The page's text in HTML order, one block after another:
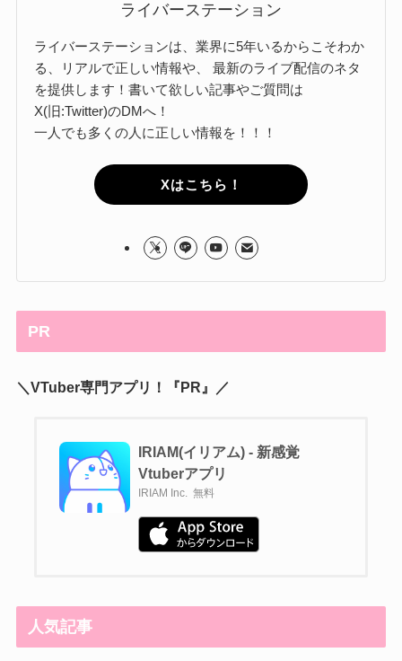
ライバーステーション
ライバーステーションは、業界に5年いるからこそわか
る、リアルで正しい情報や、 最新のライブ配信のネタ
を提供します！書いて欲しい記事やご質問は
X(旧:Twitter)のDMへ！
一人でも多くの人に正しい情報を！！！
Xはこちら！
PR
＼VTuber専門アプリ！『PR』／
IRIAM(イリアム) - 新感覚
Vtuberアプリ
IRIAM Inc. 無料
人気記事